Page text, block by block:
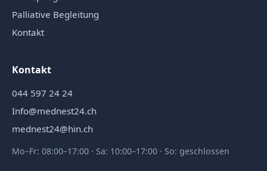
Palliative Begleitung
Kontakt
Kontakt
044 597 24 24
Info@mednest24.ch
mednest24@hin.ch
Mo–Fr: 08:00–17:00 · Sa: 10:00–17:00 · So: geschlossen